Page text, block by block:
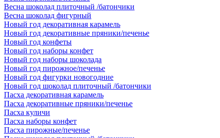
Весна шоколад плиточный /батончики
Весна шоколад фигурный
Новый год декоративная карамель
Новый год декоративные пряники/печенье
Новый год конфеты
Новый год наборы конфет
Новый год наборы шоколада
Новый год пирожное/печенье
Новый год фигурки новогодние
Новый год шоколад плиточный /батончики
Пасха декоративная карамель
Пасха декоративные пряники/печенье
Пасха куличи
Пасха наборы конфет
Пасха пирожные/печенье